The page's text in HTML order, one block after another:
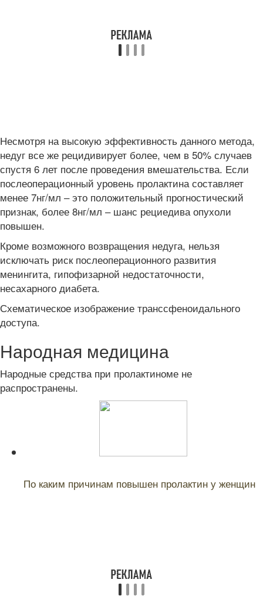
Несмотря на высокую эффективность данного метода,
недуг все же рецидивирует более, чем в 50% случаев
спустя 6 лет после проведения вмешательства. Если
послеоперационный уровень пролактина составляет
менее 7нг/мл – это положительный прогностический
признак, более 8нг/мл – шанс рециедива опухоли
повышен.
Кроме возможного возвращения недуга, нельзя
исключать риск послеоперационного развития
менингита, гипофизарной недостаточности,
несахарного диабета.
Схематическое изображение транссфеноидального
доступа.
Народная медицина
Народные средства при пролактиноме не
распространены.
По каким причинам повышен пролактин у женщин